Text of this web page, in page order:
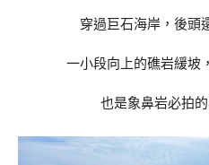
穿過巨石海岸，後頭
一小段向上的礁岩緩坡
也是象鼻岩必拍